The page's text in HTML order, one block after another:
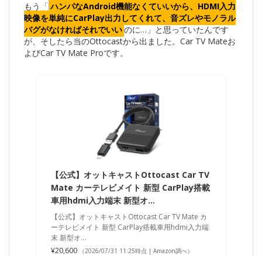
もう「ハンパなAndroid機能なくていいから、HDMI入力
映像を単純にCarPlay出力してくれて、音ズレやモノラル
バグがなければそれでいいのに…」と思っていたんです
が、そしたら当のOttocastから出ました。Car TV Mateお
よびCar TV Mate Proです。
【公式】オットキャストOttocast Car TV
Mate カーテレビメイト 新型 CarPlay搭載
車用hdmi入力端末 新型オ…
【公式】オットキャストOttocast Car TV Mate カ
ーテレビメイト 新型 CarPlay搭載車用hdmi入力端
末 新型オ…
¥20,600
（2026/07/31 11:25時点 | Amazon調べ）